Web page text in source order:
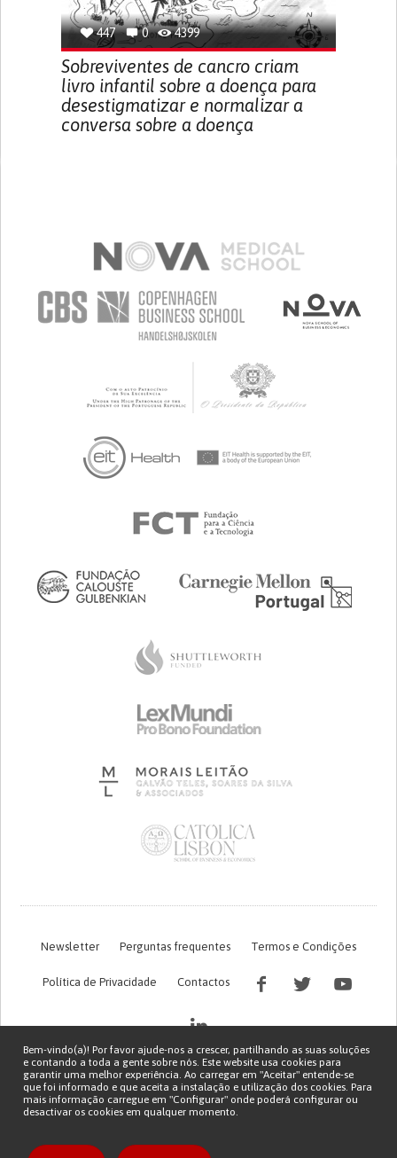
447 0 4399
Sobreviventes de cancro criam
livro infantil sobre a doença para
desestigmatizar e normalizar a
conversa sobre a doença
Newsletter Perguntas frequentes Termos e Condições
Política de Privacidade Contactos
Copyright © 2026 Patient Innovation.
Bem-vindo(a)! Por favor ajude-nos a crescer, partilhando as suas soluções
e contando a toda a gente sobre nós. Este website usa cookies para
garantir uma melhor experiência. Ao carregar em "Aceitar" entende-se
que foi informado e que aceita a instalação e utilização dos cookies. Para
mais informação carregue em "Configurar" onde poderá configurar ou
desactivar os cookies em qualquer momento.